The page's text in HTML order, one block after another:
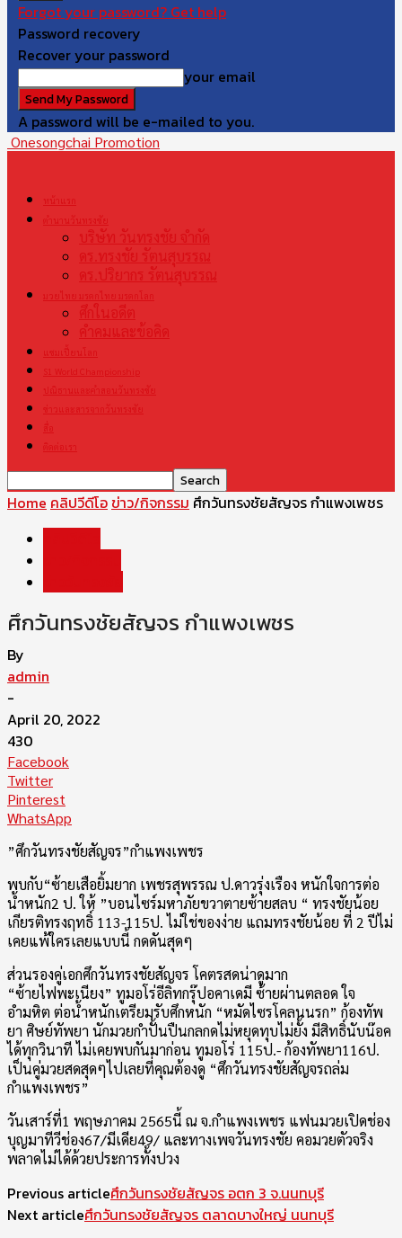
Forgot your password? Get help
Password recovery
Recover your password
your email
A password will be e-mailed to you.
Onesongchai Promotion
หน้าแรก
ตำนานวันทรงชัย
บริษัท วันทรงชัย จำกัด
ดร.ทรงชัย รัตนสุบรรณ
ดร.ปริยากร รัตนสุบรรณ
มวยไทย มรดกไทย มรดกโลก
ศึกในอดีต
คำคมและข้อคิด
แชมเปี้ยนโลก
S1 World Championship
ปณิธานและคำสอนวันทรงชัย
ข่าวและสารจากวันทรงชัย
สื่อ
ติดต่อเรา
Home คลิปวีดีโอ ข่าว/กิจกรรม ศึกวันทรงชัยสัญจร กำแพงเพชร
ศึกวันทรงชัยสัญจร กำแพงเพชร
By
admin
-
April 20, 2022
430
Facebook
Twitter
Pinterest
WhatsApp
”ศึกวันทรงชัยสัญจร”กำแพงเพชร
พบกับ“ซ้ายเสือยิ้มยาก เพชรสุพรรณ ป.ดาวรุ่งเรือง หนักใจการต่อ
น้ำหนัก2 ป. ให้ ”บอนไซร์มหาภัยขวาตายซ้ายสลบ “ ทรงชัยน้อย
เกียรติทรงฤทธิ์ 113-115ป. ไม่ใช่ของง่าย แถมทรงชัยน้อย ที่ 2 ปีไม่
เคยแพ้ใครเลยแบบนี้ กดดันสุดๆ
ส่วนรองคู่เอกศึกวันทรงชัยสัญจร โคตรสดน่าดูมาก
“ซ้ายไฟพะเนียง” ทูมอโร่อีลิทกรุ๊ปอคาเดมี ซ้ายผ่านตลอด ใจ
อำมหิต ต่อน้ำหนักเตรียมรับศึกหนัก “หมัดไซรโคลนนรก” ก้องทัพ
ยา ศิษย์ทัพยา นักมวยกำปั้นปืนกลกดไม่หยุดทุบไม่ยั้ง มีสิทธิ์นับน๊อค
ได้ทุกวินาที ไม่เคยพบกันมาก่อน ทูมอโร่ 115ป.- ก้องทัพยา116ป.
เป็นคู่มวยสดสุดๆไปเลยที่คุณต้องดู “ศึกวันทรงชัยสัญจรถล่ม
กำแพงเพชร”
วันเสาร์ที่1 พฤษภาคม 2565นี้ ณ จ.กำแพงเพชร แฟนมวยเปิดช่อง
บุญมาทีวีช่อง67/มีเดีย49/ และทางเพจวันทรงชัย คอมวยตัวจริง
พลาดไม่ได้ด้วยประการทั้งปวง
Previous articleศึกวันทรงชัยสัญจร อตก 3 จ.นนทบุรี
Next articleศึกวันทรงชัยสัญจร ตลาดบางใหญ่ นนทบุรี